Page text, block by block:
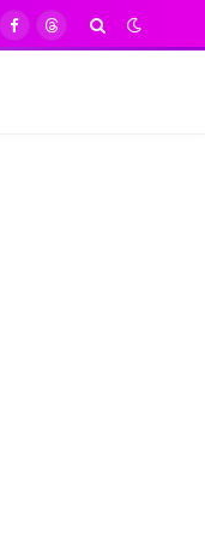
Facebook
Threads